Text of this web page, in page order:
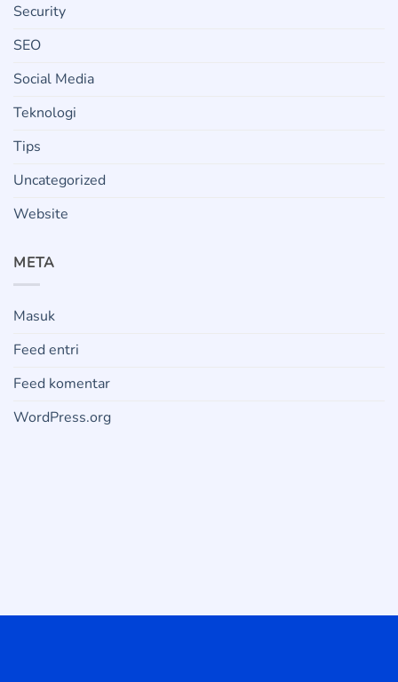
Security
SEO
Social Media
Teknologi
Tips
Uncategorized
Website
META
Masuk
Feed entri
Feed komentar
WordPress.org